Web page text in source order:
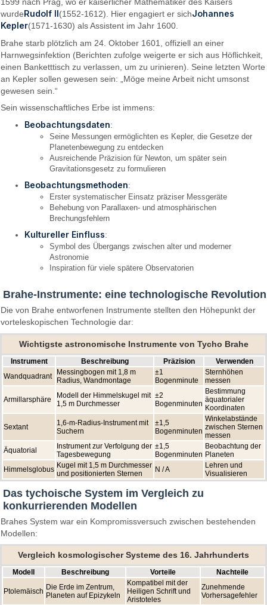
wurdeRudolf II(1552-1612). Hier engagiert er sichJohannes
Kepler(1571-1630) als Assistent im Jahr 1600.
Brahe starb plötzlich am 24. Oktober 1601, offiziell an einer
Harnwegsinfektion (Berichten zufolge weigerte er sich aus Höflichkeit,
einen Banketttisch zu verlassen, um zu urinieren). Seine letzten Worte
an Kepler sollen gewesen sein: „Möge meine Arbeit nicht umsonst
gewesen sein.“
Sein wissenschaftliches Erbe ist immens:
Beobachtungsdaten:
Seine Messungen ermöglichten es Kepler, die Gesetze der
Planetenbewegung zu entdecken
Ausreichende Präzision für Newton, um später sein
Gravitationsgesetz zu formulieren
Beobachtungsmethoden:
Erster systematischer Einsatz präziser Messgeräte
Behebung von Parallaxen- und atmosphärischen
Brechungsfehlern
Kultureller Einfluss:
Symbol des Übergangs zwischen alter und moderner
Astronomie
Inspiration für viele spätere Observatorien
Brahe-Instrumente: eine technologische Revolution
Die von Brahe entworfenen Instrumente stellten den Höhepunkt der
vorteleskopischen Technologie dar:
Wichtigste astronomische Instrumente von Tycho Brahe
Instrument Beschreibung Präzision
Verwenden
Wandquadrant
Messingbogen mit 1,8 m
Radius, Wandmontage
±1
Bogenminute
Sternhöhen
messen
Armillarsphäre
Modell der Himmelskugel mit
1,5 m Durchmesser
±2
Bogenminuten
Bestimmung
äquatorialer
Koordinaten
Sextant
1,6-m-Radius-Instrument mit
Suchern
±1,5
Bogenminuten
Winkelabstände
zwischen Sternen
messen
Äquatorial
Instrument zur Verfolgung der
Tagesbewegung
±1,5
Bogenminuten
Beobachtung der
Planeten
Himmelsglobus Kugel mit 1,5 m Durchmesser
und positionierten Sternen
N / A
Lehren und
Visualisieren
Das tychoische System im Vergleich zu
konkurrierenden Modellen
Brahes System war ein Kompromissversuch zwischen bestehenden
Modellen:
Vergleich kosmologischer Systeme des 16. Jahrhunderts
Modell Beschreibung Vorteile Nachteile
Ptolemäisch Die Erde im Zentrum,
Planeten auf Epizykeln
Kompatibel mit der
Heiligen Schrift und
Aristoteles
Zunehmende
Vorhersagefehler